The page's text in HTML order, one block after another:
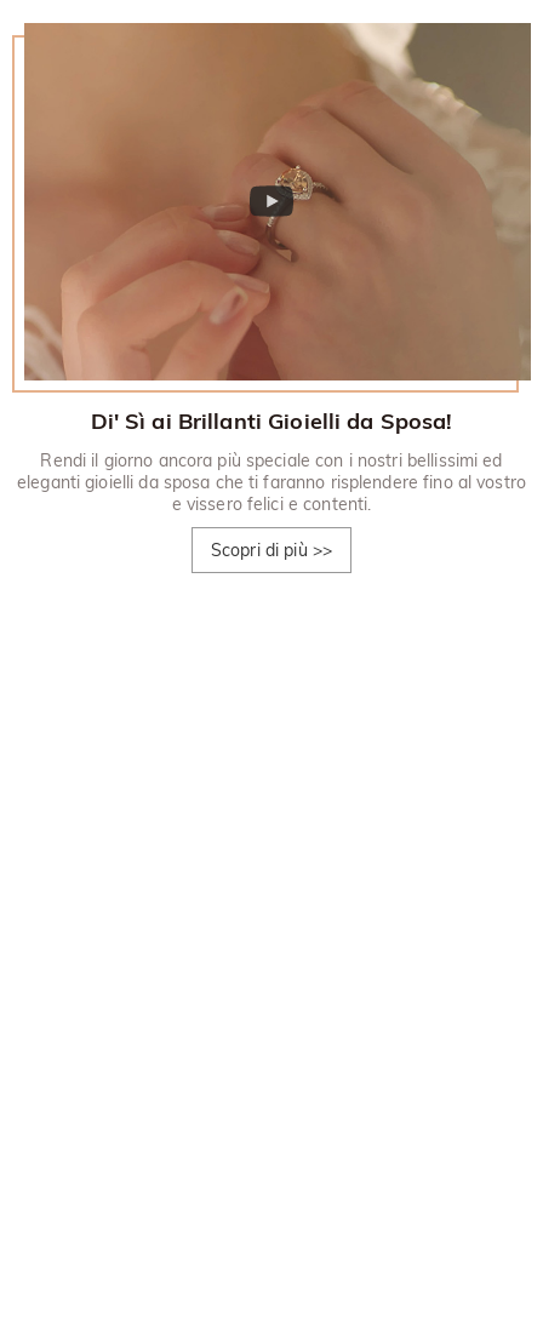
Di' Sì ai Brillanti Gioielli da Sposa!
Rendi il giorno ancora più speciale con i nostri bellissimi ed
eleganti gioielli da sposa che ti faranno risplendere fino al vostro
e vissero felici e contenti.
Scopri di più >>